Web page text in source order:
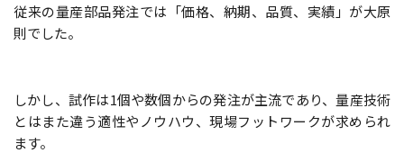
従来の量産部品発注では「価格、納期、品質、実績」が大原
則でした。
しかし、試作は1個や数個からの発注が主流であり、量産技術
とはまた違う適性やノウハウ、現場フットワークが求められ
ます。